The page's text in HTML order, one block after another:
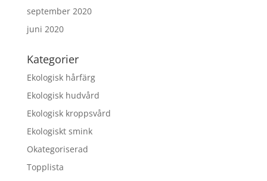
september 2020
juni 2020
Kategorier
Ekologisk hårfärg
Ekologisk hudvård
Ekologisk kroppsvård
Ekologiskt smink
Okategoriserad
Topplista